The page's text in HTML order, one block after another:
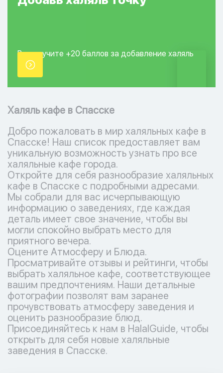
Вы получите +20 баллов за добавление халяль
точки.
Халяль кафе в Спасске
Добро пожаловать в мир халяльных кафе в
Спасске! Наш список предоставляет вам
уникальную возможность узнать про все
халяльные кафе города.
Откройте для себя разнообразие халяльных
кафе в Спасске с подробными адресами.
Мы собрали для вас исчерпывающую
информацию о заведениях, где каждая
деталь имеет свое значение, чтобы вы
могли спокойно выбрать место для
приятного вечера.
Оцените Атмосферу и Блюда.
Просматривайте отзывы и рейтинги, чтобы
выбрать халяльное кафе, соответствующее
вашим предпочтениям. Наши детальные
фотографии позволят вам заранее
прочувствовать атмосферу заведения и
оценить разнообразие блюд.
Присоединяйтесь к нам в HalalGuide, чтобы
открыть для себя новые халяльные
заведения в Спасске.